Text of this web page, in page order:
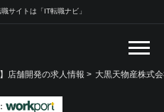
サイトは「IT転職ナビ」
】店舗開発の求人情報 > 大黒天物産株式